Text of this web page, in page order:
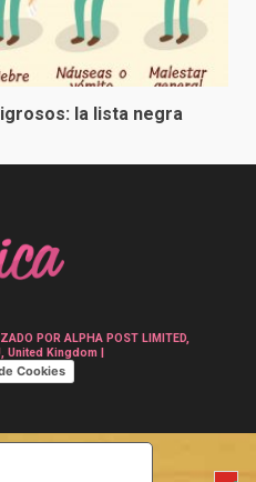
la lista negra
POR ALPHA POST LIMITED,
United Kingdom |
Cookies
PRIVACIDAD